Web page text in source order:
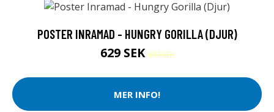
POSTER INRAMAD - HUNGRY GORILLA (DJUR)
629 SEK699 SEK
MER INFO!